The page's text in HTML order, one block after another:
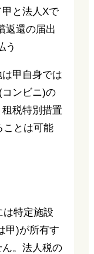
甲と法人Xで
返還の届出
う
甲自身では
ンビニ)の
税特別措置
ことは可能
は特定施設
甲)が所有す
。法人税の